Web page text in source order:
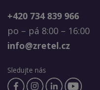
+420 734 839 966
po – pá 8:00 – 16:00
info@zretel.cz
Sledujte nás